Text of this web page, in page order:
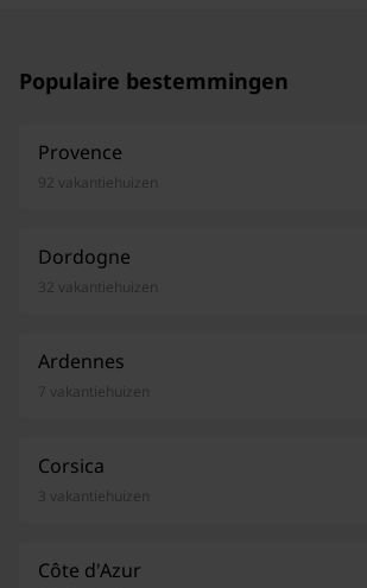
Populaire bestemmingen
Provence
92 vakantiehuizen
Dordogne
32 vakantiehuizen
Ardennes
7 vakantiehuizen
Corsica
3 vakantiehuizen
Côte d'Azur